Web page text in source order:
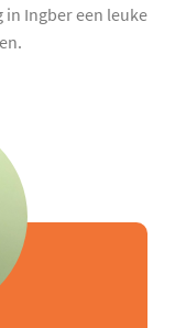
Ingber een leuke